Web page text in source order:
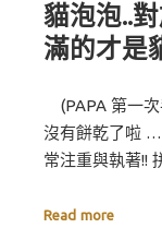
貓泡泡..
滿的才是
(PAPA 第一
沒有餅乾了啦
常注重與執著!!
Read more